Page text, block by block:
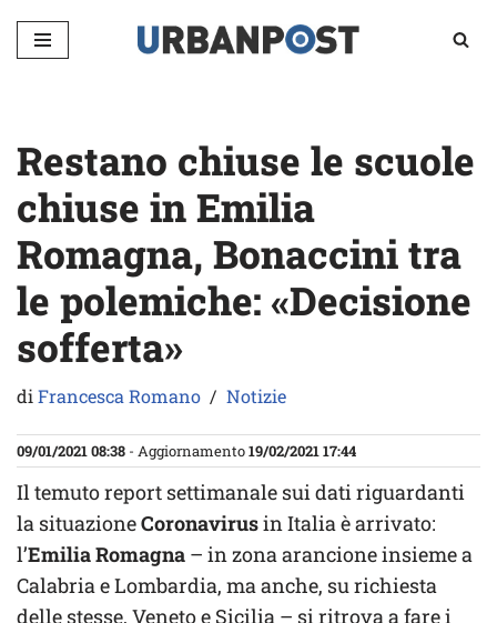
Vai
Restano chiuse le scuole
chiuse in Emilia
Romagna, Bonaccini tra
le polemiche: «Decisione
sofferta»
diFrancesca Romano Notizie
09/01/2021 08:38 - Aggiornamento19/02/2021 17:44
Il temuto report settimanale sui dati riguardanti
la situazioneCoronavirusin Italia è arrivato:
l’EmiliaRomagna – in zona arancione insieme a
Calabria e Lombardia, ma anche, su richiesta
delle stesse, Veneto e Sicilia – si ritrova a fare i